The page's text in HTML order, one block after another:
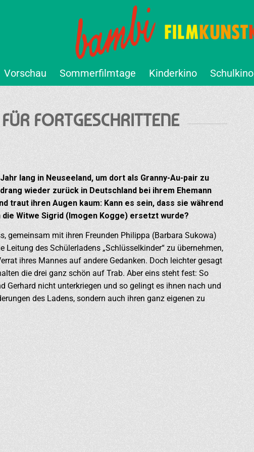
Vorschau Sommerfilmtage Kinderkino Schulkino
FORTGESCHRITTENE
lang in Neuseeland, um dort als Granny-Au-pair zu
wieder zurück in Deutschland bei ihrem Ehemann
traut ihren Augen kaum: Kann es sein, dass sie während
Witwe Sigrid (Imogen Kogge) ersetzt wurde?
gemeinsam mit ihren Freunden Philippa (Barbara Sukowa)
Leitung des Schülerladens „Schlüsselkinder“ zu übernehmen,
ihres Mannes auf andere Gedanken. Doch leichter gesagt
die drei ganz schön auf Trab. Aber eins steht fest: So
Gerhard nicht unterkriegen und so gelingt es ihnen nach und
des Ladens, sondern auch ihren ganz eigenen zu